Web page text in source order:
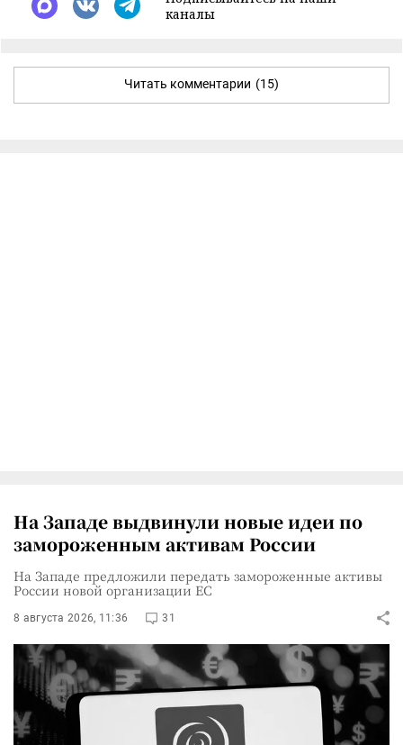
каналы
Читать комментарии (15)
На Западе выдвинули новые идеи по
замороженным активам России
На Западе предложили передать замороженные активы
России новой организации ЕС
8 августа 2026, 11:36 31